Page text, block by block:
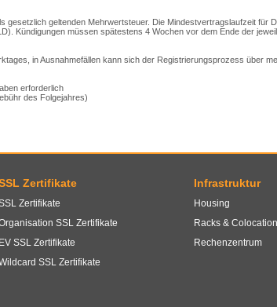
gesetzlich geltenden Mehrwertsteuer. Die Mindestvertragslaufzeit für
Kündigungen müssen spätestens 4 Wochen vor dem Ende der
in Ausnahmefällen kann sich der Registrierungsprozess über
erforderlich
des Folgejahres)
Zertifikate
Zertifikate
SSL Zertifikate
EV SSL Zertifikate
SSL Zertifikate
Infrastruktur
Housing
Racks & Colocation
Rechenzentrum